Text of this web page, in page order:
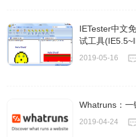
IETester中文
试工具
2019-05-16
Whatruns：一
2019-04-24